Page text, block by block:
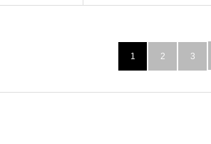
1 2 3